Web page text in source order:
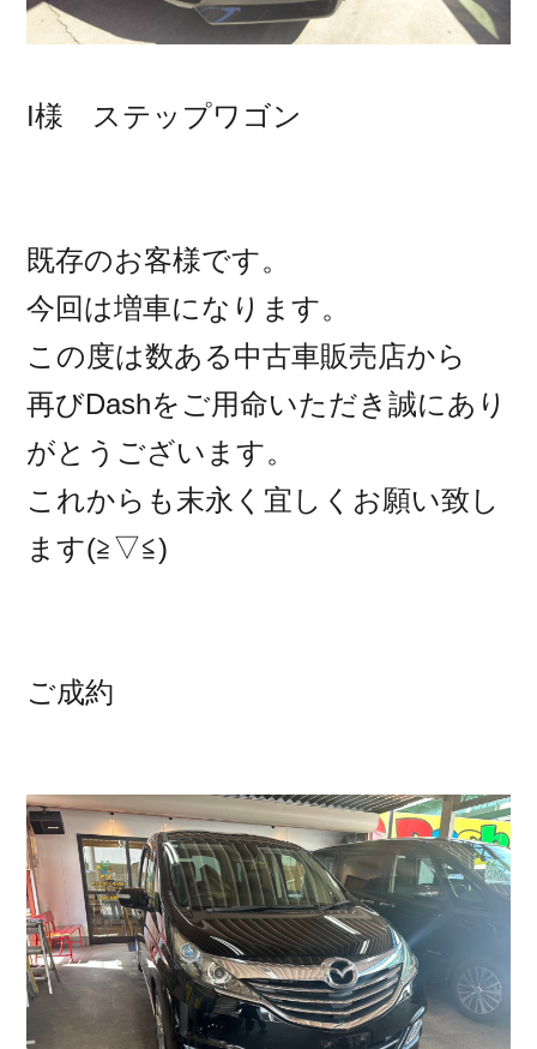
I様 ステップワゴン
既存のお客様です。
今回は増車になります。
この度は数ある中古車販売店から
再びDashをご用命いただき誠にあり
がとうございます。
これからも末永く宜しくお願い致し
ます(≧▽≦)
ご成約